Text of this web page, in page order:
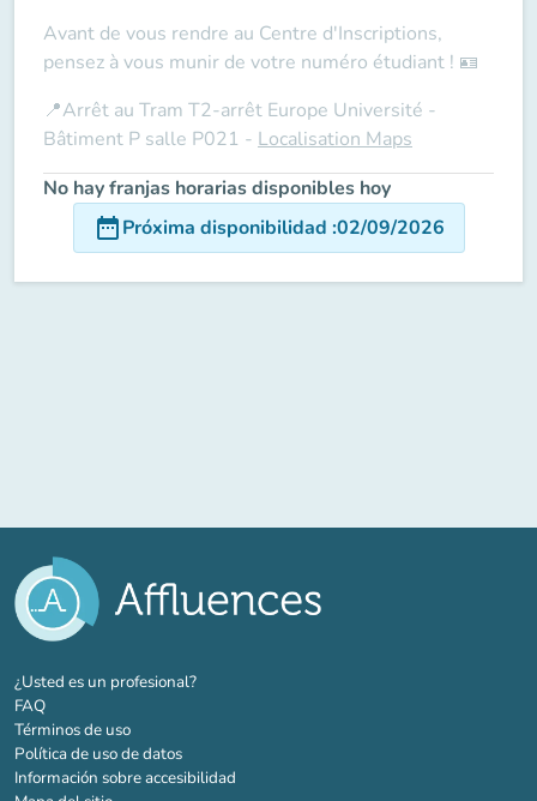
Avant de vous rendre au Centre d'Inscriptions,
pensez à vous munir de votre numéro étudiant ! 🪪
📍Arrêt au Tram T2-arrêt Europe Université -
Bâtiment P salle P021 - Localisation Maps
No hay franjas horarias disponibles hoy
date_rangePróxima disponibilidad :02/09/2026
¿Usted es un profesional?(nueva pestaña)
FAQ
Términos de uso
Política de uso de datos
Información sobre accesibilidad